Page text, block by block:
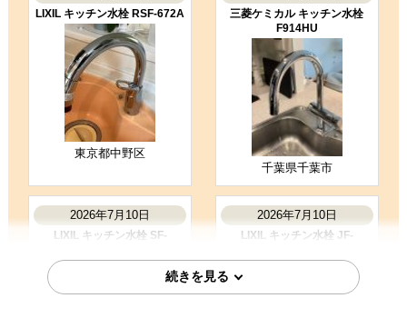
工事満足度 ★★★★★ 受注満足度 ★★★★☆
購入の決め手
サイトが見やすかった
お客様の声をもっと見る
LIXIL キッチン水栓 RSF-672A
東京都中野区
三菱ケミカル キッチン水栓
F914HU
千葉県千葉市
2026年7月10日
LIXIL キッチン水栓 SF-
2026年7月10日
LIXIL キッチン水栓 JF-